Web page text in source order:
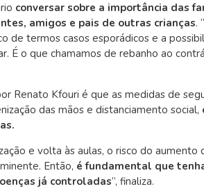
conversar sobre a importância das
amigos e pais de outras crianças. “
de termos casos esporádicos e a
É o que chamamos de rebanho ao
Renato Kfouri é que as medidas de
das mãos e distanciamento social,
e volta às aulas, o risco do
Então, é fundamental que
já controladas”, finaliza.